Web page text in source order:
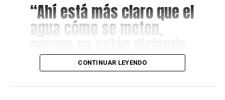
“Ahí está más claro que el
agua cómo se meten,
que fue una denuncia
anónima. Para que
también vea la ciudadanía
CONTINUAR LEYENDO